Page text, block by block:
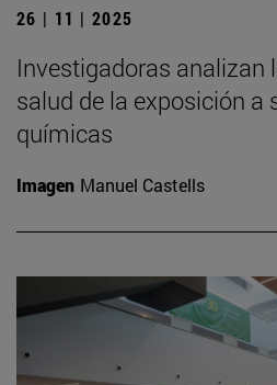
26 | 11 | 2025
Investigadoras analizan
salud de la exposición a
químicas
Imagen Manuel Castells